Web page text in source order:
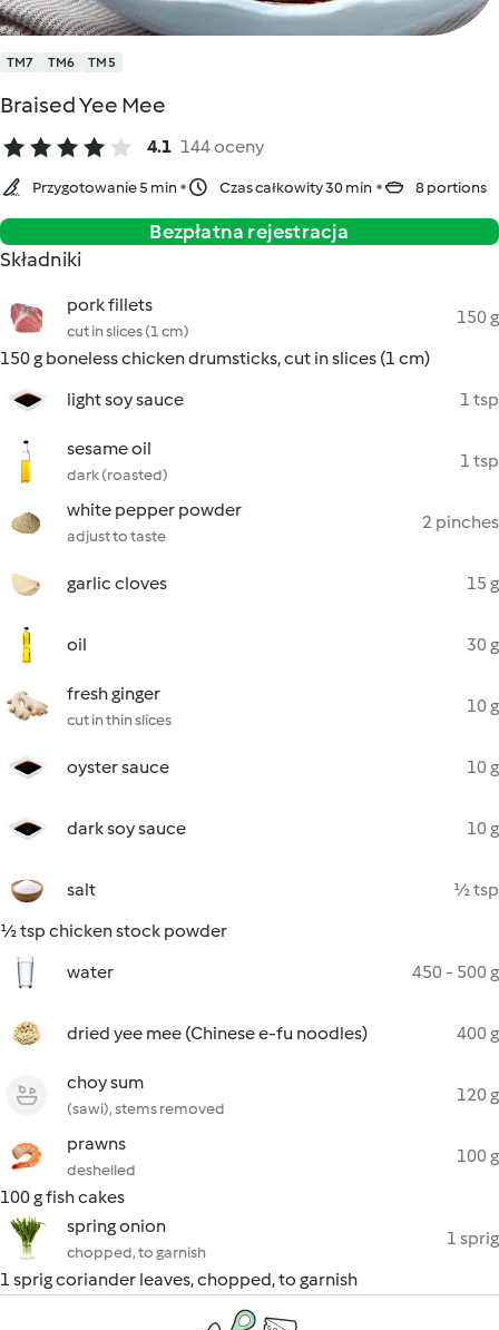
TM7 TM6 TM5
Braised Yee Mee
4.1 144 oceny
Przygotowanie 5 min Czas całkowity 30 min 8 portions
Bezpłatna rejestracja
Składniki
pork fillets
cut in slices (1 cm)
150 g
150 g boneless chicken drumsticks, cut in slices (1 cm)
light soy sauce
1 tsp
sesame oil
dark (roasted)
1 tsp
white pepper powder
adjust to taste
2 pinches
garlic cloves 15 g
oil 30 g
fresh ginger
cut in thin slices
10 g
oyster sauce 10 g
dark soy sauce 10 g
salt
½ tsp
½ tsp chicken stock powder
water
450 - 500 g
dried yee mee (Chinese e-fu noodles) 400 g
choy sum
(sawi), stems removed
120 g
prawns
deshelled
100 g
100 g fish cakes
spring onion
chopped, to garnish
1 sprig
1 sprig coriander leaves, chopped, to garnish